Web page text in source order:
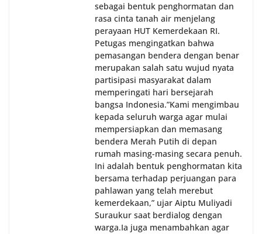
sebagai bentuk penghormatan dan
rasa cinta tanah air menjelang
perayaan HUT Kemerdekaan RI.
Petugas mengingatkan bahwa
pemasangan bendera dengan benar
merupakan salah satu wujud nyata
partisipasi masyarakat dalam
memperingati hari bersejarah
bangsa Indonesia.‎‎”Kami mengimbau
kepada seluruh warga agar mulai
mempersiapkan dan memasang
bendera Merah Putih di depan
rumah masing-masing secara penuh.
Ini adalah bentuk penghormatan kita
bersama terhadap perjuangan para
pahlawan yang telah merebut
kemerdekaan,” ujar Aiptu Muliyadi
Suraukur saat berdialog dengan
warga.‎‎Ia juga menambahkan agar